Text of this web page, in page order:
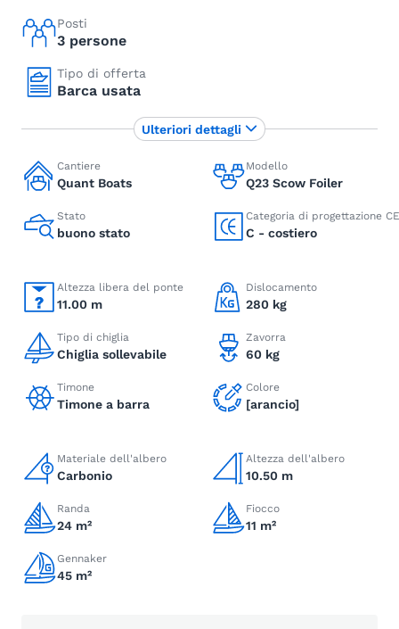
Posti
3 persone
Tipo di offerta
Barca usata
Cantiere
Quant Boats
Modello
Q23 Scow Foiler
Stato
buono stato
Categoria di progettazione CE
C - costiero
Altezza libera del ponte
11.00 m
Dislocamento
280 kg
Tipo di chiglia
Chiglia sollevabile
Zavorra
60 kg
Timone
Timone a barra
Colore
[arancio]
Materiale dell'albero
Carbonio
Altezza dell'albero
10.50 m
Randa
24 m²
Fiocco
11 m²
Gennaker
45 m²
Ulteriori dettagli